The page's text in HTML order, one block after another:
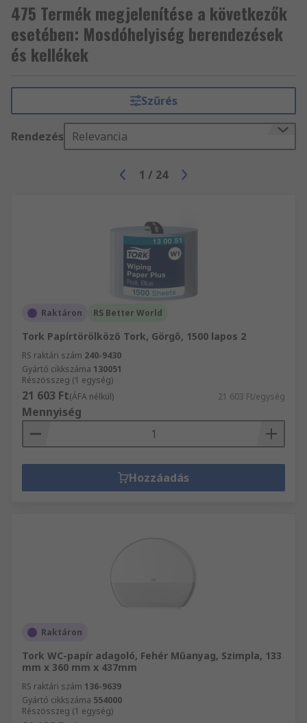
475 Termék megjelenítése a következők
esetében: Mosdóhelyiség berendezések
és kellékek
Szűrés
Rendezés Relevancia
1 / 24
Raktáron RS Better World
Tork Papírtörölköző Tork, Görgő, 1500 lapos 2
RS raktári szám 240-9430
Gyártó cikkszáma 130051
Részösszeg (1 egység)
21 603 Ft(ÁFA nélkül) 21 603 Ft/egység
Mennyiség
Hozzáadás
Raktáron
Tork WC-papír adagoló, Fehér Műanyag, Szimpla, 133
mm x 360 mm x 437mm
RS raktári szám 136-9639
Gyártó cikkszáma 554000
Részösszeg (1 egység)